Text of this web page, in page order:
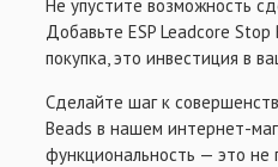
Не упустите возможность
Добавьте ESP Leadcore
покупка, это инвестиция в
Сделайте шаг к
Beads в нашем интернет-
функциональность — это не